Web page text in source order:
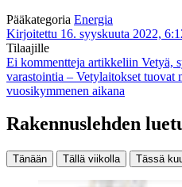
Pääkategoria Energia
Kirjoitettu 16. syyskuuta 2022,
Tilaajille
Ei kommentteja artikkeliin Vetyä,
varastointia – Vetylaitokset tuovat
vuosikymmenen aikana
Rakennuslehden
Tänään Tällä viikolla Tässä